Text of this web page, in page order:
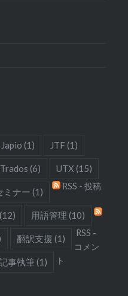
Japio (1) JTF(1)
Trados (6) UTX (15)
ミナー (1)
(12) 用語管理 (10)
翻訳支援 (1)
事執筆(1)
RSS - 投稿
RSS -
コメン
ト